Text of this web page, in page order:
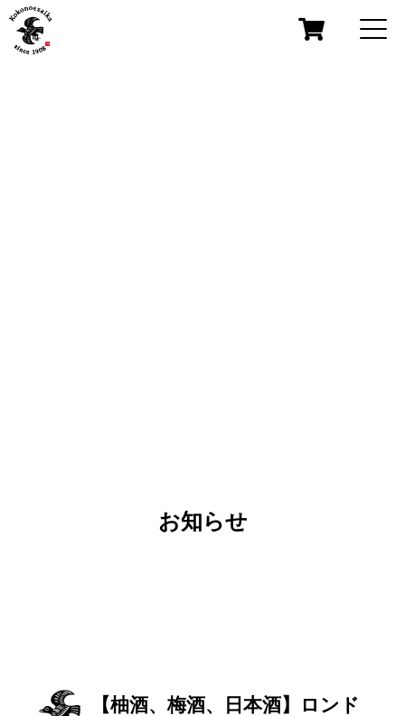
お知らせ
【柚酒、梅酒、日本酒】ロンド